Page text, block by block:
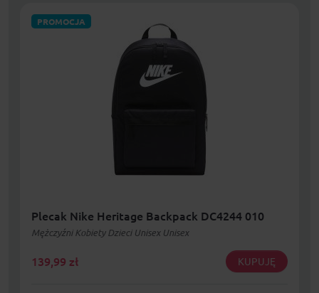
PROMOCJA
Plecak Nike Heritage Backpack DC4244 010
Mężczyźni Kobiety Dzieci Unisex Unisex
139,99 zł KUPUJĘ